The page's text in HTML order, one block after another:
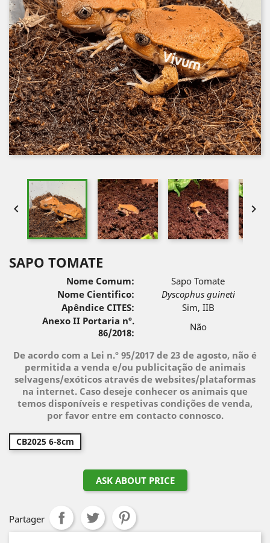
 
SAPO TOMATE
Nome Comum:
Sapo Tomate
Nome Cientifico:
Dyscophus guineti
Apêndice CITES:
Sim, IIB
Anexo II Portaria nº.
86/2018:
Não
De acordo com a Lei n.º 95/2017 de 23 de agosto, não é
permitida a venda e/ou publicitação de animais
selvagens/exóticos através de websites/plataformas
na internet. Caso deseje conhecer os animais que
temos disponíveis e respetivas condições de venda,
por favor entre em contacto connosco.
CB2025 6-8cm
ASK ABOUT PRICE
Partager